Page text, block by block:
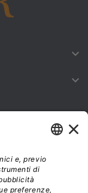


sulle